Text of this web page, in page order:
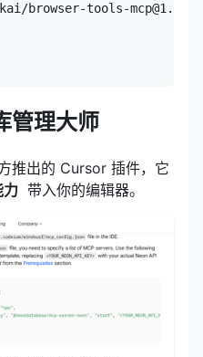
tools-mcp@1.2.0"
管理大师
推出的 Cursor 插件，它
力 带入你的编辑器。